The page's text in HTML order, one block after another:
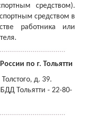
средством).
средством в
работника или
по г. Тольятти
д. 39.
Тольятти - 22-80-